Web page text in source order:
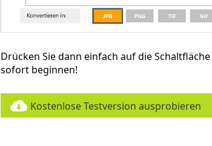
Drücken Sie dann einfach auf die Schaltfläche
sofort beginnen!
Kostenlose Testversion ausprobieren